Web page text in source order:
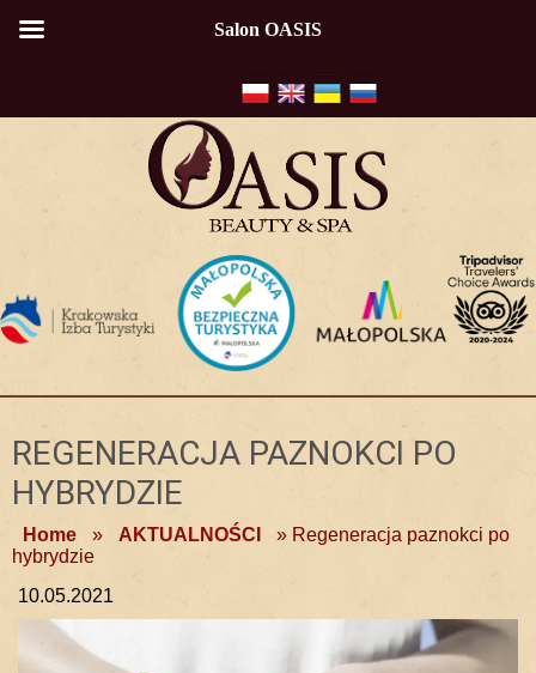
REGENERACJA PAZNOKCI PO
HYBRYDZIE
Home » AKTUALNOŚCI » Regeneracja paznokci po
hybrydzie
10.05.2021
Salon OASIS